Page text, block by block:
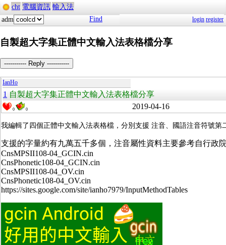
cht 電腦資訊 輸入法
adm
Find login register
自製超大字集正體中文輸入法表格檔分享
----------- Reply -----------
IanHo
1 自製超大字集正體中文輸入法表格檔分享
0 0 2019-04-16
我編輯了四個正體中文輸入法表格檔，分別支援 注音、國語注音符號
支援的字量約有九萬五千多個，注音屬性資料主要參考自行政
CnsMPSII108-04_GCIN.cin
CnsPhonetic108-04_GCIN.cin
CnsMPSII108-04_OV.cin
CnsPhonetic108-04_OV.cin
https://sites.google.com/site/ianho7979/InputMethodTables